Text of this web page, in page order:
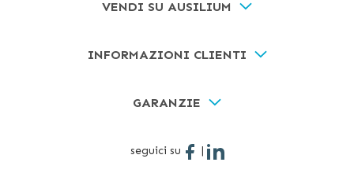
VENDI SU AUSILIUM
INFORMAZIONI CLIENTI
GARANZIE
seguici su |